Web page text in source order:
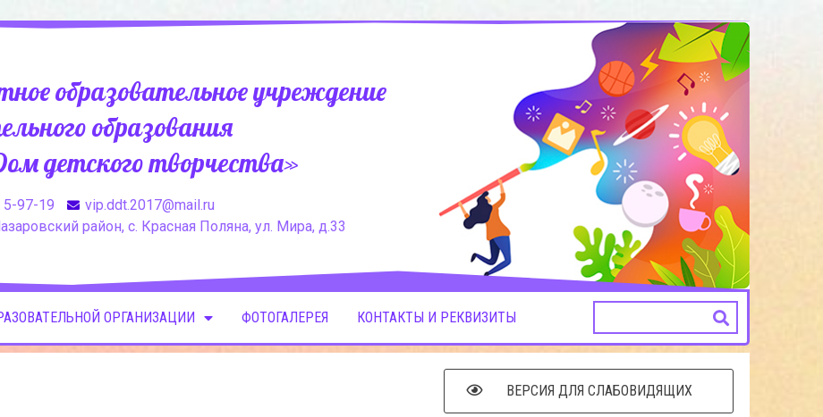
образовательное учреждение
образования
детского творчества»
5-97-19
vip.ddt.2017@mail.ru
район, с. Красная Поляна, ул. Мира, д.33
ОРГАНИЗАЦИИ ФОТОГАЛЕРЕЯ КОНТАКТЫ И РЕКВИЗИТЫ
ВЕРСИЯ ДЛЯ СЛАБОВИДЯЩИХ